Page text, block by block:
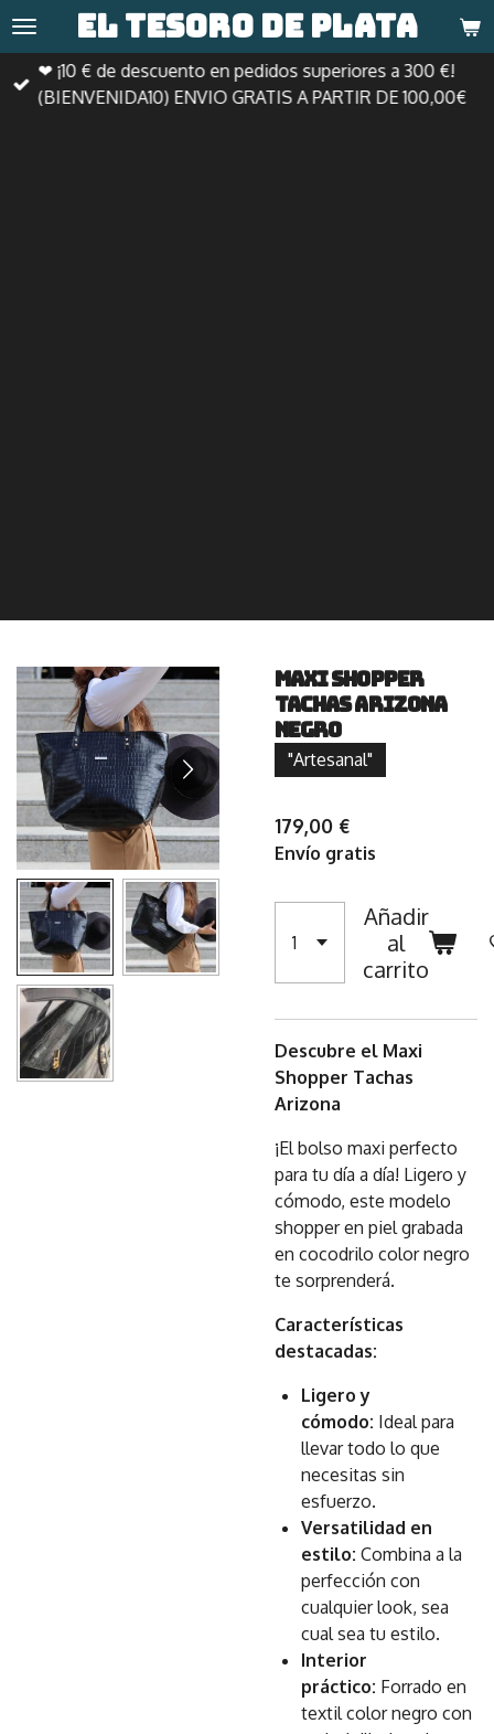
Ir
al
contenido
principal
El tesoro de plata
❤ ¡10 € de descuento en pedidos superiores a 300 €!
(BIENVENIDA10) ENVIO GRATIS A PARTIR DE 100,00€
Maxi Shopper
tachas Arizona
negro
"Artesanal"
179,00 €
Envío gratis
Añadir
al
carrito
Descubre el Maxi
Shopper Tachas
Arizona
¡El bolso maxi perfecto
para tu día a día! Ligero y
cómodo, este modelo
shopper en piel grabada
en cocodrilo color negro
te sorprenderá.
Características
destacadas:
Ligero y
cómodo: Ideal para
llevar todo lo que
necesitas sin
esfuerzo.
Versatilidad en
estilo: Combina a la
perfección con
cualquier look, sea
cual sea tu estilo.
Interior
práctico: Forrado en
textil color negro con